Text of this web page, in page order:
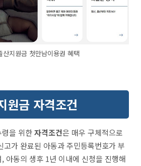
산지원금 첫만남이용권 혜택
원금 자격조건
을 위한자격조건은 매우 구체적으로
고가 완료된 아동과 주민등록번호가 부
아동의 생후 1년 이내에 신청을 진행해